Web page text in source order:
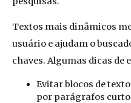
Textos mais dinâmicos
usuário e ajudam o
chaves. Algumas dicas de
Evitar blocos de
por parágrafos